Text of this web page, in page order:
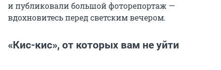
и публиковали большой фоторепортаж —
вдохновитесь перед светским вечером.
«Кис-кис», от которых вам не уйти